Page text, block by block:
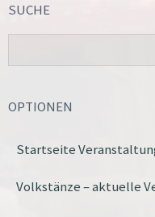
SUCHE
OPTIONEN
Startseite
Volkstänze – aktuelle